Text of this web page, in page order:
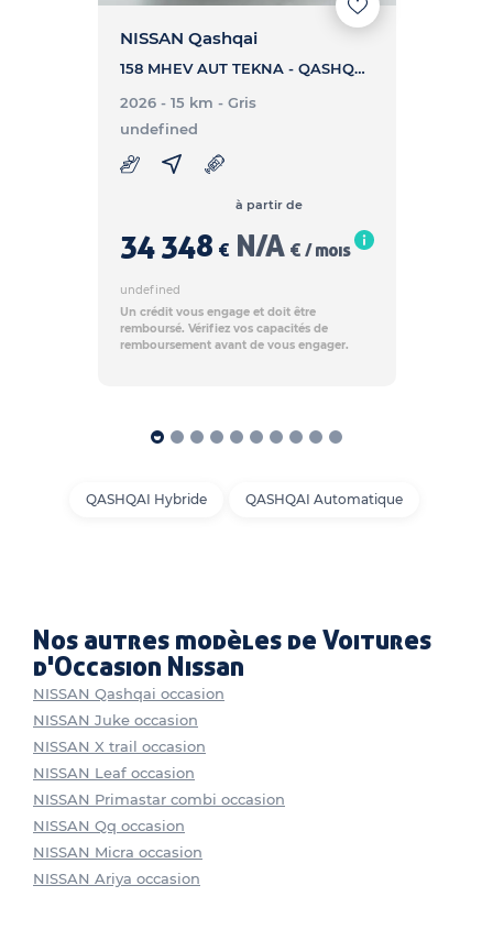
NISSAN Qashqai
158 MHEV AUT TEKNA - QASHQAI 158 MHEV AUT TEKNA
2026 - 15 km - Gris
undefined
34 348 €
à partir de
N/A € / mois
undefined
Un crédit vous engage et doit être
remboursé. Vérifiez vos capacités de
remboursement avant de vous engager.
QASHQAI Hybride QASHQAI Automatique
Nos autres modèles de Voitures
d'Occasion Nissan
NISSAN Qashqai occasion
NISSAN Juke occasion
NISSAN X trail occasion
NISSAN Leaf occasion
NISSAN Primastar combi occasion
NISSAN Qq occasion
NISSAN Micra occasion
NISSAN Ariya occasion